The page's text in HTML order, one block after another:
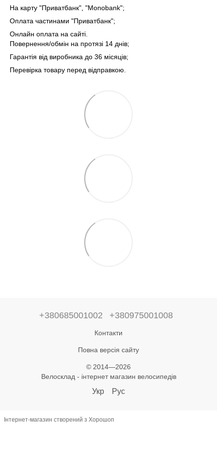
На карту "Приватбанк", "Monobank";
Оплата частинами "Приватбанк";
Онлайн оплата на сайті.
Повернення/обмін на протязі 14 днів;
Гарантія від виробника до 36 місяців;
Перевірка товару перед відправкою.
+380685001002 +380975001008
Контакти
Повна версія сайту
© 2014—2026
Велосклад - інтернет магазин велосипедів
Укр Рус
Інтернет-магазин створений з Хорошоп